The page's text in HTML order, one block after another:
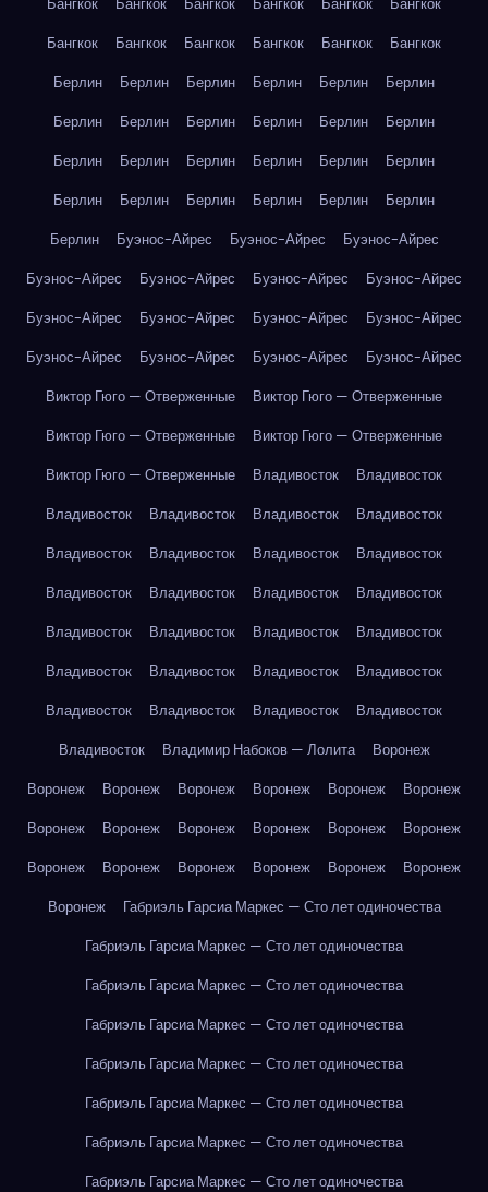
Бангкок
Бангкок Бангкок Бангкок Бангкок
Бангкок
Берлин
Берлин Берлин Берлин Берлин
Берлин
Берлин
Берлин Берлин Берлин Берлин
Берлин
Берлин
Берлин Берлин Берлин Берлин
Берлин
Берлин
Берлин Берлин Берлин Берлин
Берлин
Берлин
Буэнос-Айрес Буэнос-Айрес
Буэнос-Айрес
Буэнос-Айрес
Буэнос-Айрес Буэнос-Айрес
Буэнос-Айрес
Буэнос-Айрес
Буэнос-Айрес Буэнос-Айрес
Буэнос-Айрес
Буэнос-Айрес
Буэнос-Айрес Буэнос-Айрес
Буэнос-Айрес
Виктор Гюго — Отверженные
Виктор Гюго — Отверженные
Виктор Гюго — Отверженные
Виктор Гюго — Отверженные
Виктор Гюго — Отверженные
Владивосток
Владивосток
Владивосток
Владивосток Владивосток
Владивосток
Владивосток
Владивосток Владивосток
Владивосток
Владивосток
Владивосток Владивосток
Владивосток
Владивосток
Владивосток Владивосток
Владивосток
Владивосток
Владивосток Владивосток
Владивосток
Владивосток
Владивосток Владивосток
Владивосток
Владивосток
Владимир Набоков — Лолита
Воронеж
Воронеж
Воронеж Воронеж Воронеж Воронеж
Воронеж
Воронеж
Воронеж Воронеж Воронеж Воронеж
Воронеж
Воронеж
Воронеж Воронеж Воронеж Воронеж
Воронеж
Воронеж
Габриэль Гарсиа Маркес — Сто лет одиночества
Габриэль Гарсиа Маркес — Сто лет одиночества
Габриэль Гарсиа Маркес — Сто лет одиночества
Габриэль Гарсиа Маркес — Сто лет одиночества
Габриэль Гарсиа Маркес — Сто лет одиночества
Габриэль Гарсиа Маркес — Сто лет одиночества
Габриэль Гарсиа Маркес — Сто лет одиночества
Габриэль Гарсиа Маркес — Сто лет одиночества